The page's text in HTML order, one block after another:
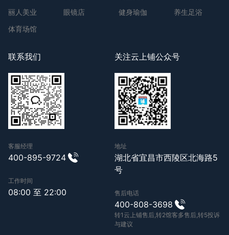
丽人美业
眼镜店 健身瑜伽
养生足浴
体育场馆
联系我们
客服经理
400-895-9724
工作时间
08:00 至 22:00
关注云上铺公众号
地址
湖北省宜昌市西陵区北海路5
号
售后电话
400-808-3698
转1云上铺售后,转2馆客多售后,转5投诉
与建议